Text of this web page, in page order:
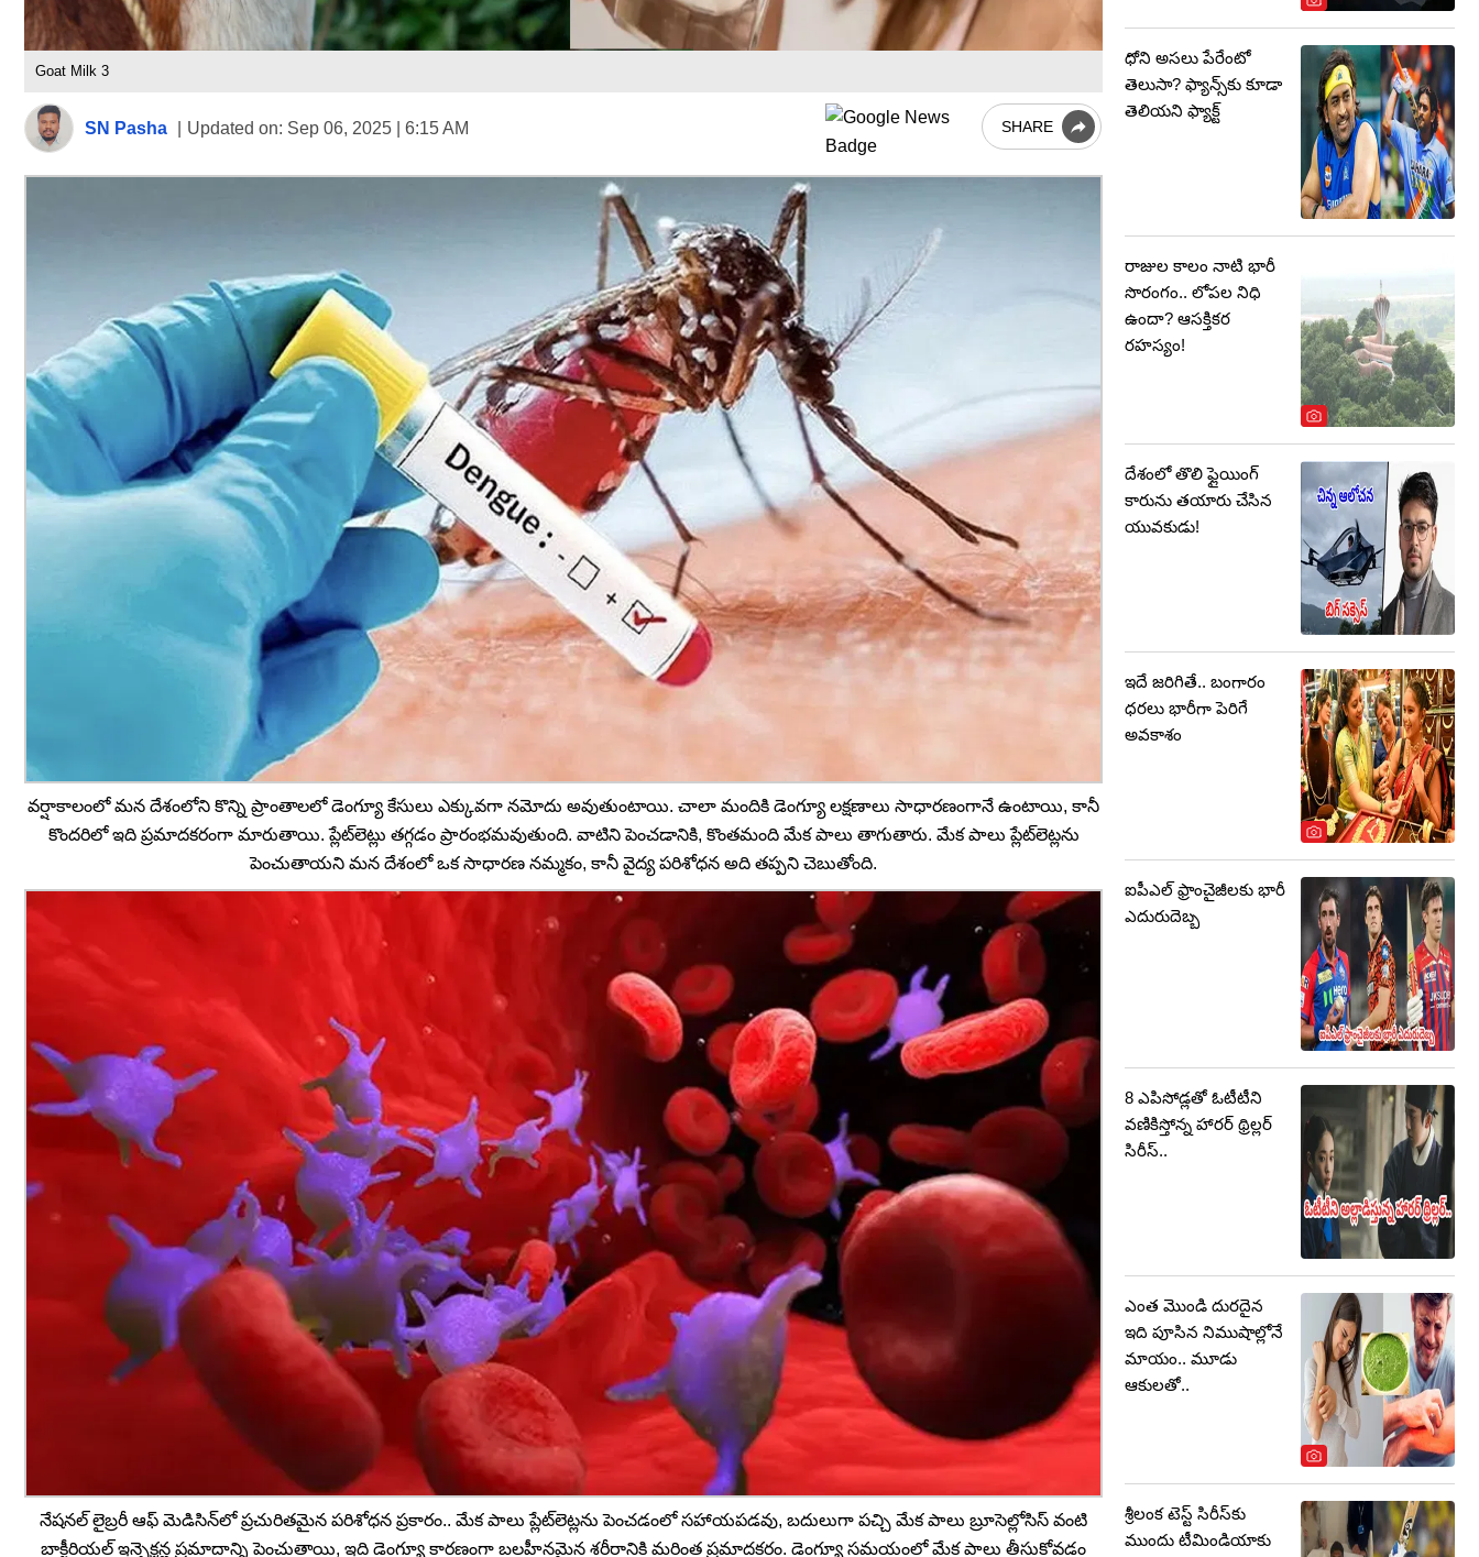
Goat Milk 3
SN Pasha Updated on: Sep 06, 2025 | 6:15 AM SHARE
వర్షాకాలంలో మన దేశంలోని కొన్ని ప్రాంతాలలో డెంగ్యూ కేసులు ఎక్కువగా నమోదు అవుతుంటాయి. చాలా మందికి డెంగ్యూ లక్షణాలు సాధారణంగానే ఉంటాయి, కానీ
కొందరిలో ఇది ప్రమాదకరంగా మారుతాయి. ప్లేట్‌లెట్లు తగ్గడం ప్రారంభమవుతుంది. వాటిని పెంచడానికి, కొంతమంది మేక పాలు తాగుతారు. మేక పాలు ప్లేట్‌లెట్లను
పెంచుతాయని మన దేశంలో ఒక సాధారణ నమ్మకం, కానీ వైద్య పరిశోధన అది తప్పని చెబుతోంది.
నేషనల్ లైబ్రరీ ఆఫ్ మెడిసిన్‌లో ప్రచురితమైన పరిశోధన ప్రకారం.. మేక పాలు ప్లేట్‌లెట్లను పెంచడంలో సహాయపడవు, బదులుగా పచ్చి మేక పాలు బ్రూసెల్లోసిస్ వంటి
బాక్టీరియల్ ఇన్ఫెక్షన్ల ప్రమాదాన్ని పెంచుతాయి, ఇది డెంగ్యూ కారణంగా బలహీనమైన శరీరానికి మరింత ప్రమాదకరం. డెంగ్యూ సమయంలో మేక పాలు తీసుకోవడం
ధోని అసలు పేరేంటో
తెలుసా? ఫ్యాన్స్‌కు కూడా
తెలియని ఫ్యాక్ట్
రాజుల కాలం నాటి భారీ
సొరంగం.. లోపల నిధి
ఉందా? ఆసక్తికర
రహస్యం!
దేశంలో తొలి ఫ్లైయింగ్‌
కారును తయారు చేసిన
యువకుడు!
ఇదే జరిగితే.. బంగారం
ధరలు భారీగా పెరిగే
అవకాశం
ఐపీఎల్ ఫ్రాంచైజీలకు భారీ
ఎదురుదెబ్బ
8 ఎపిసోడ్లతో ఓటీటీని
వణికిస్తోన్న హారర్ థ్రిల్లర్
సిరీస్..
ఎంత మొండి దురదైన
ఇది పూసిన నిముషాల్లోనే
మాయం.. మూడు
ఆకులతో..
శ్రీలంక టెస్ట్ సిరీస్‌కు
ముందు టీమిండియాకు